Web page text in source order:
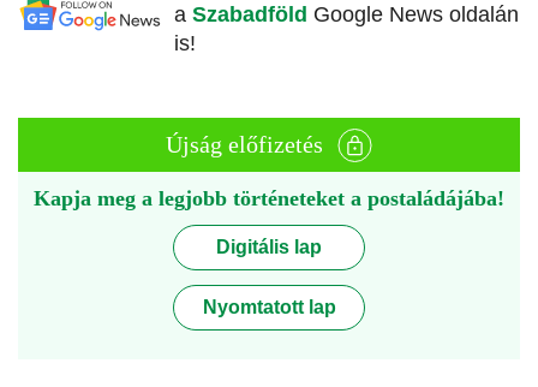
a Szabadföld Google News oldalán
is!
Újság előfizetés
Kapja meg a legjobb történeteket a postaládájába!
Digitális lap
Nyomtatott lap